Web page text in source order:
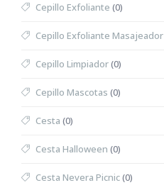
Cepillo Exfoliante (0)
Cepillo Exfoliante Masajeador
Cepillo Limpiador(0)
Cepillo Mascotas (0)
Cesta (0)
Cesta Halloween (0)
Cesta Nevera Picnic(0)